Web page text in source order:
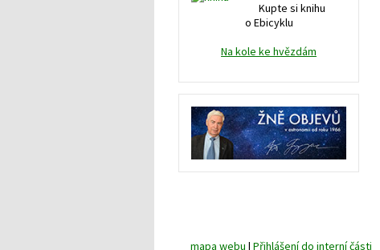
Kupte si knihu
o Ebicyklu
Na kole ke hvězdám
mapa webu | Přihlášení do interní části